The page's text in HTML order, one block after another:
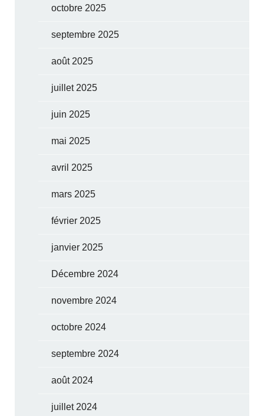
octobre 2025
septembre 2025
août 2025
juillet 2025
juin 2025
mai 2025
avril 2025
mars 2025
février 2025
janvier 2025
Décembre 2024
novembre 2024
octobre 2024
septembre 2024
août 2024
juillet 2024